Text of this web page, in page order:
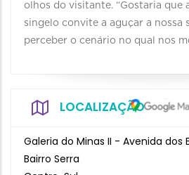
olhos do visitante. “Gostaria que
singelo convite a aguçar a nossa
perceber o cenário no qual nos
LOCALIZAÇÃO
Galeria do Minas II - Avenida dos
Bairro Serra